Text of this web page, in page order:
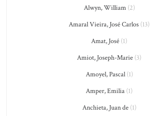
Alwyn, William(2)
Amaral Vieira, José Carlos (13)
Amat, José (1)
Amiot, Joseph-Marie (3)
Amoyel, Pascal(1)
Amper, Emilia (1)
Anchieta, Juan de(1)